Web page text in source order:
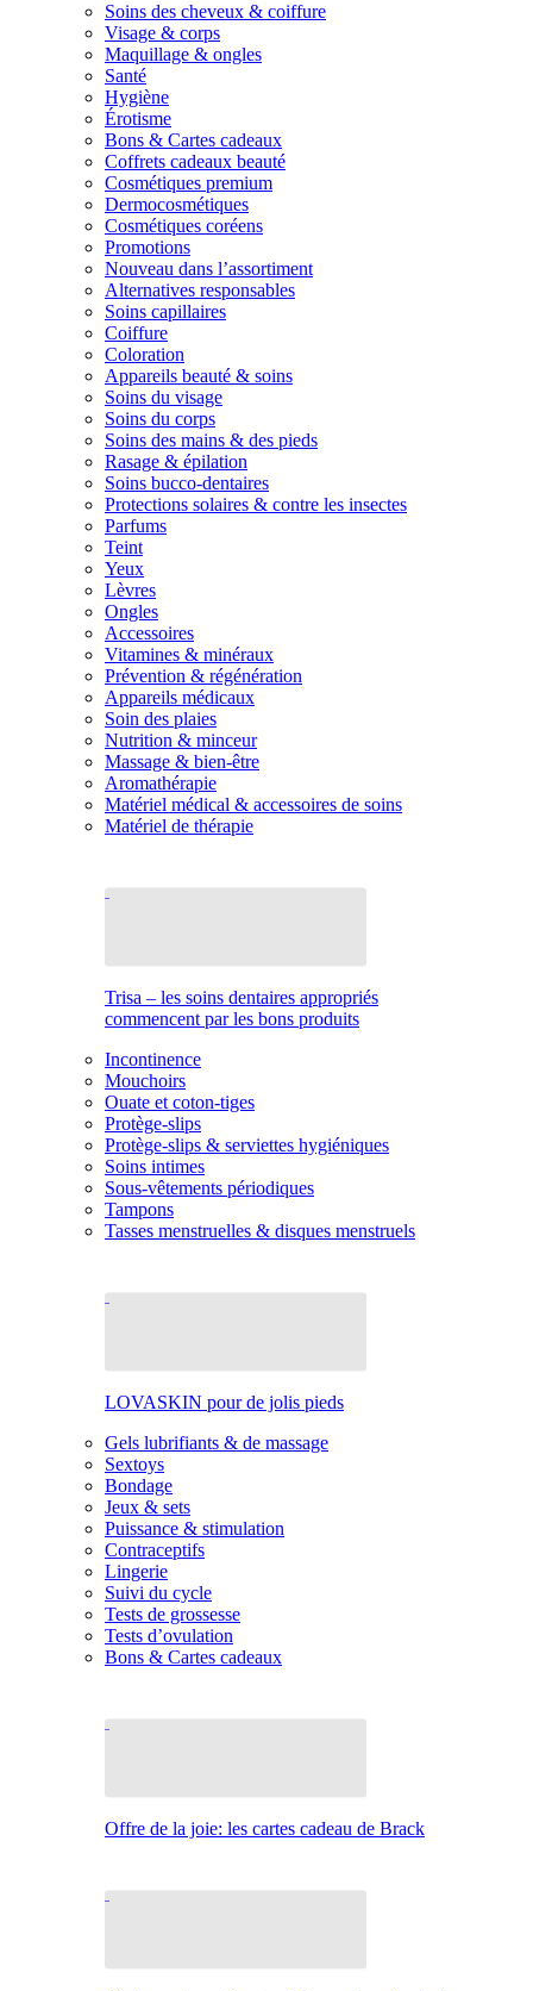
Soins des cheveux & coiffure
Visage & corps
Maquillage & ongles
Santé
Hygiène
Érotisme
Bons & Cartes cadeaux
Coffrets cadeaux beauté
Cosmétiques premium
Dermocosmétiques
Cosmétiques coréens
Promotions
Nouveau dans l’assortiment
Alternatives responsables
Soins capillaires
Coiffure
Coloration
Appareils beauté & soins
Soins du visage
Soins du corps
Soins des mains & des pieds
Rasage & épilation
Soins bucco-dentaires
Protections solaires & contre les insectes
Parfums
Teint
Yeux
Lèvres
Ongles
Accessoires
Vitamines & minéraux
Prévention & régénération
Appareils médicaux
Soin des plaies
Nutrition & minceur
Massage & bien-être
Aromathérapie
Matériel médical & accessoires de soins
Matériel de thérapie
Trisa – les soins dentaires appropriés
commencent par les bons produits
Incontinence
Mouchoirs
Ouate et coton-tiges
Protège-slips
Protège-slips & serviettes hygiéniques
Soins intimes
Sous-vêtements périodiques
Tampons
Tasses menstruelles & disques menstruels
LOVASKIN pour de jolis pieds
Gels lubrifiants & de massage
Sextoys
Bondage
Jeux & sets
Puissance & stimulation
Contraceptifs
Lingerie
Suivi du cycle
Tests de grossesse
Tests d’ovulation
Bons & Cartes cadeaux
Offre de la joie: les cartes cadeau de Brack